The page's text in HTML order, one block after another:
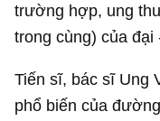
trường hợp, ung
trong cùng) của đại
Tiến sĩ, bác sĩ Ung
phổ biến của